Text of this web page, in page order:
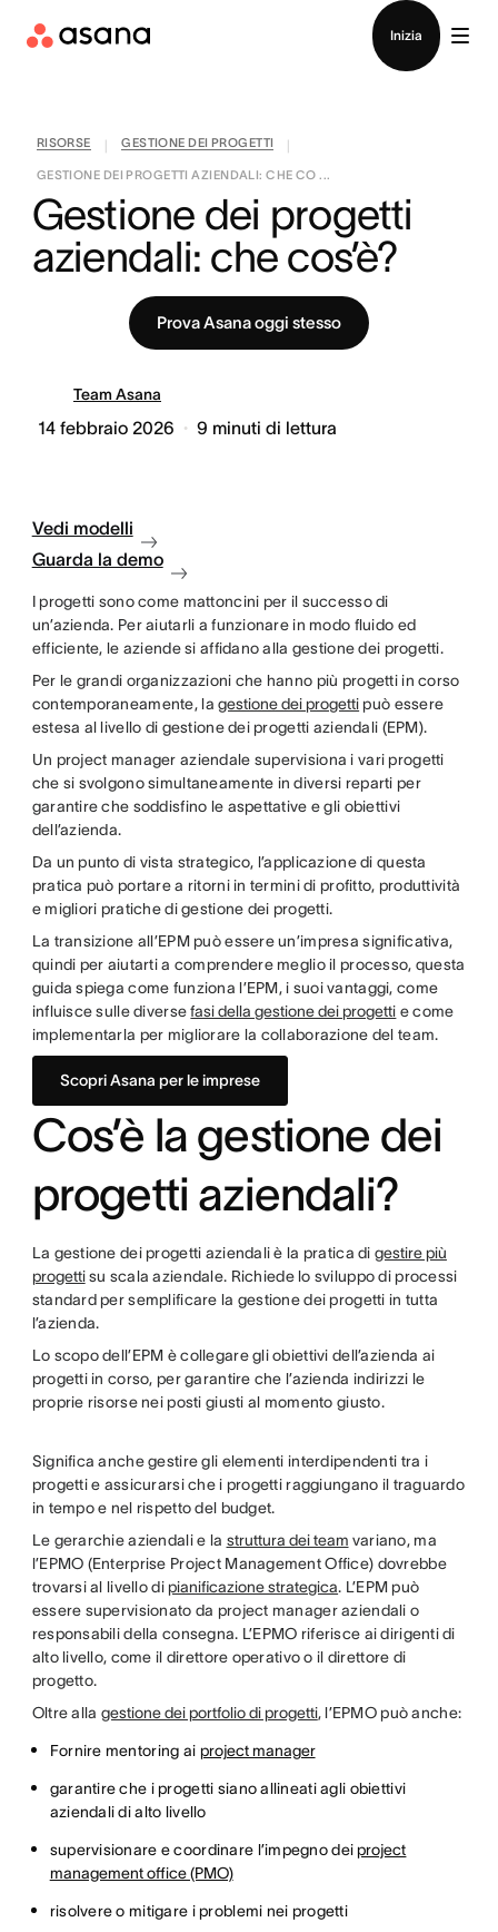
Inizia
RISORSE GESTIONE DEI PROGETTI
GESTIONE DEI PROGETTI AZIENDALI: CHE CO ...
Gestione dei progetti
aziendali: che cos’è?
Prova Asana oggi stesso
Team Asana
14 febbraio 2026 9 minuti di lettura
Vedi modelli
Guarda la demo
I progetti sono come mattoncini per il successo di
un’azienda. Per aiutarli a funzionare in modo fluido ed
efficiente, le aziende si affidano alla gestione dei progetti.
Per le grandi organizzazioni che hanno più progetti in corso
contemporaneamente, lagestione dei progetti può essere
estesa al livello di gestione dei progetti aziendali (EPM).
Un project manager aziendale supervisiona i vari progetti
che si svolgono simultaneamente in diversi reparti per
garantire che soddisfino le aspettative e gli obiettivi
dell’azienda.
Da un punto di vista strategico, l’applicazione di questa
pratica può portare a ritorni in termini di profitto, produttività
e migliori pratiche di gestione dei progetti.
La transizione all’EPM può essere un’impresa significativa,
quindi per aiutarti a comprendere meglio il processo, questa
guida spiega come funziona l’EPM, i suoi vantaggi, come
influisce sulle diversefasi della gestione dei progetti e come
implementarla per migliorare la collaborazione del team.
Scopri Asana per le imprese
Cos’è la gestione dei
progetti aziendali?
La gestione dei progetti aziendali è la pratica di gestire più
progettisu scala aziendale. Richiede lo sviluppo di processi
standard per semplificare la gestione dei progetti in tutta
l’azienda.
Lo scopo dell’EPM è collegare gli obiettivi dell’azienda ai
progetti in corso, per garantire che l’azienda indirizzi le
proprie risorse nei posti giusti al momento giusto.
Significa anche gestire gli elementi interdipendenti tra i
progetti e assicurarsi che i progetti raggiungano il traguardo
in tempo e nel rispetto del budget.
Le gerarchie aziendali e la struttura dei team variano, ma
l’EPMO (Enterprise Project Management Office) dovrebbe
trovarsi al livello di pianificazione strategica. L’EPM può
essere supervisionato da project manager aziendali o
responsabili della consegna. L’EPMO riferisce ai dirigenti di
alto livello, come il direttore operativo o il direttore di
progetto.
Oltre alla gestione dei portfolio di progetti, l’EPMO può anche:
Fornire mentoring ai project manager
garantire che i progetti siano allineati agli obiettivi
aziendali di alto livello
supervisionare e coordinare l’impegno deiproject
management office (PMO)
risolvere o mitigare i problemi nei progetti